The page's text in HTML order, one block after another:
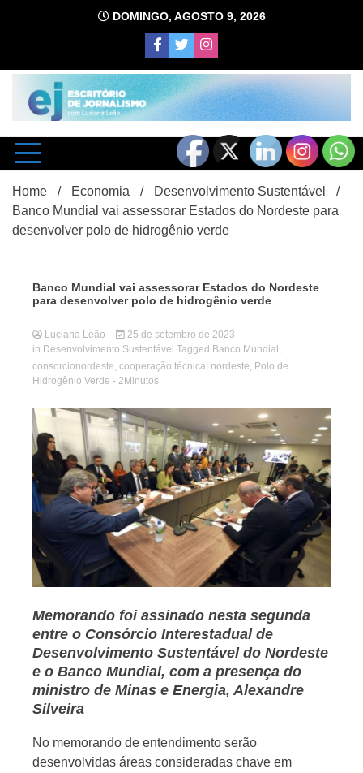
DOMINGO, AGOSTO 9, 2026
de
com Luciana Leão
Home Economia
Desenvolvimento Sustentável
Banco Mundial vai assessorar Estados do Nordeste para
desenvolver polo de hidrogênio verde
Banco Mundial vai assessorar Estados do Nordeste
para desenvolver polo de hidrogênio verde
Luciana Leão
25 de setembro de 2023
in Desenvolvimento Sustentável Tagged Banco Mundial ,
consorcionordeste, cooperação técnica, nordeste, Polo de
Hidrogênio Verde - 2Minutos
Memorando foi assinado nesta segunda
entre o Consórcio Interestadual de
Desenvolvimento Sustentável do Nordeste
e o Banco Mundial, com a presença do
ministro de Minas e Energia, Alexandre
Silveira
No memorando de entendimento serão
desenvolvidas áreas consideradas chave em